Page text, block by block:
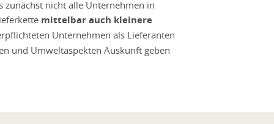
nicht alle Unternehmen in
mittelbar auch kleinere
Unternehmen als Lieferanten
und Umweltaspekten Auskunft geben